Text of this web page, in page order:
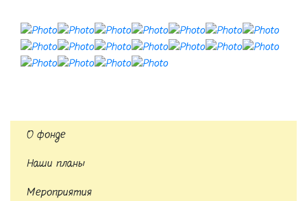
О фонде
Наши планы
Мероприятия